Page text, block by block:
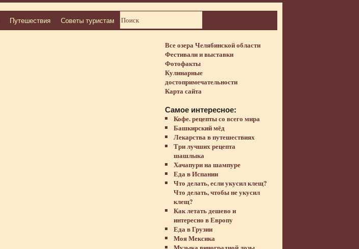
Путешествия Советы туристам
Все озера Челябинской области
Фестивали и выставки
Фотофакты
Кулинарные
достопримечательности
Карта сайта
Самое интересное:
Кофе. рецепты со всего мира
Башкирский мёд
Лекарства в путешествиях
Три лучших рецепта
шашлыка
Хачапури на шампуре
Еда в Испании
Что делать, если укусил клещ?
Что делать, чтобы не укусил
клещ?
Как летать дешево и
интересно в Европу
Еда в Грузии
Моя Мексика